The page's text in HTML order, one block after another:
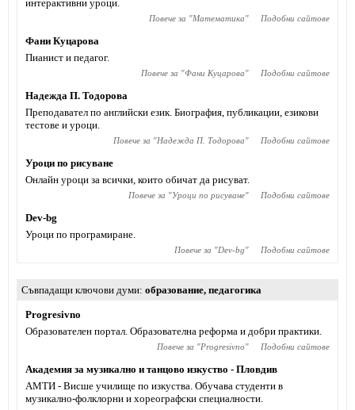
интерактивни уроци.
Повече за "Математика" Подобни сайтове
Фани Куцарова
Пианист и педагог.
Повече за "Фани Куцарова" Подобни сайтове
Надежда П. Тодорова
Преподавател по английски език. Биография, публикации, езикови
тестове и уроци.
Повече за "Надежда П. Тодорова" Подобни сайтове
Уроци по рисуване
Онлайн уроци за всички, които обичат да рисуват.
Повече за "Уроци по рисуване" Подобни сайтове
Dev-bg
Уроци по програмиране.
Повече за "Dev-bg" Подобни сайтове
Съвпадащи ключови думи образование, педагогика
Progresivno
Образователен портал. Образователна реформа и добри практики.
Повече за "Progresivno" Подобни сайтове
Академия за музикално и танцово изкуство - Пловдив
АМТИ - Висше училище по изкуства. Обучава студенти в
музикално-фолклорни и хореографски специалности.